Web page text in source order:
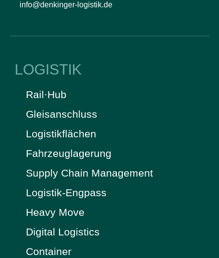
info@denkinger-logistik.de
LOGISTIK
Rail·Hub
Gleisanschluss
Logistikflächen
Fahrzeuglagerung
Supply Chain Management
Logistik-Engpass
Heavy Move
Digital Logistics
Container